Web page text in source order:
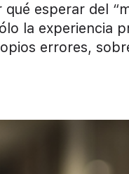
esperar del
la experiencia
errores,